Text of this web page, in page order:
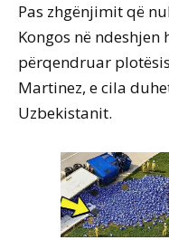
Pas zhgënjimit që
Kongos në ndeshjen
përqendruar
Martinez, e cila
Uzbekistanit.